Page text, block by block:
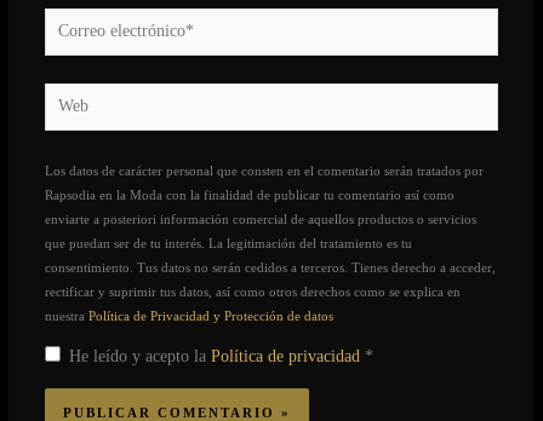
Correo
electrónico*
Web
Los datos de carácter personal que consten en el comentario serán tratados por
Rapsodia en la Moda con la finalidad de publicar tu comentario así como
enviarte a posteriori información comercial de aquellos productos o servicios
que puedan ser de tu interés. La legitimación del tratamiento es tu
consentimiento. Tus datos no serán cedidos a terceros. Tienes derecho a acceder,
rectificar y suprimir tus datos, así como otros derechos como se explica en
nuestra Política de Privacidad y Protección de datos
He leído y acepto la Política de privacidad *